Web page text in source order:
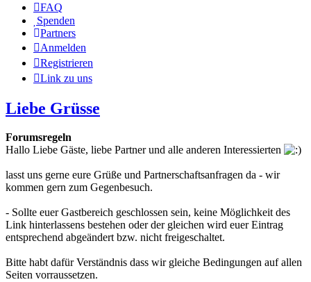
FAQ
Spenden
Partners
Anmelden
Registrieren
Link zu uns
Liebe Grüsse
Forumsregeln
Hallo Liebe Gäste, liebe Partner und alle anderen Interessierten
lasst uns gerne eure Grüße und Partnerschaftsanfragen da - wir
kommen gern zum Gegenbesuch.
- Sollte euer Gastbereich geschlossen sein, keine Möglichkeit des
Link hinterlassens bestehen oder der gleichen wird euer Eintrag
entsprechend abgeändert bzw. nicht freigeschaltet.
Bitte habt dafür Verständnis dass wir gleiche Bedingungen auf allen
Seiten vorraussetzen.